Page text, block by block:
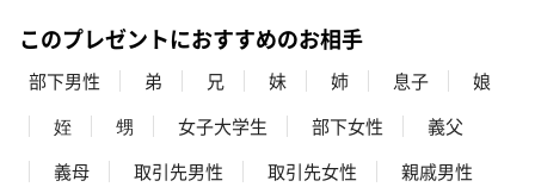
このプレゼントにおすすめのお相手
部下男性 弟 兄 妹 姉 息子
娘
姪
甥 女子大学生 部下女性
義父
義母
取引先男性 取引先女性
親戚男性